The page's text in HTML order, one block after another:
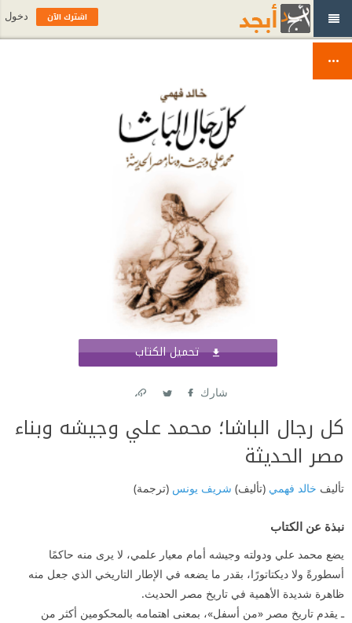
تحميل الكتاب
شارك
كل رجال الباشا؛ محمد علي وجيشه وبناء
مصر الحديثة
تأليف خالد فهمي (تأليف) شريف يونس (ترجمة)
نبذة عن الكتاب
يضع محمد علي ودولته وجيشه أمام معيار علمي، لا يرى منه حاكمًا
أسطورةً ولا ديكتاتورًا، بقدر ما يضعه في الإطار التاريخي الذي جعل منه
ظاهرة شديدة الأهمية في تاريخ مصر الحديث.
ـ يقدم تاريخ مصر «من أسفل»، بمعنى اهتمامه بالمحكومين أكثر من
اشترك الآن دخول